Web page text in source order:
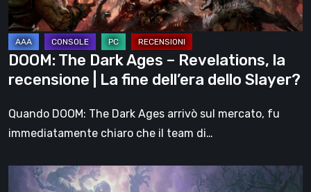
recensione
|
La
fine
dell’era
dello
Slayer?
DOOM: The Dark Ages – Revelations, la
recensione | La fine dell’era dello Slayer?
Quando DOOM: The Dark Ages arrivò sul mercato, fu
immediatamente chiaro che il team di…